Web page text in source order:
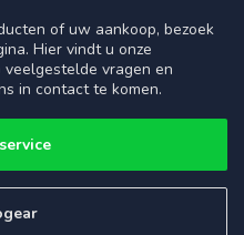
of uw aankoop, bezoek
Hier vindt u onze
vragen en
in contact te komen.